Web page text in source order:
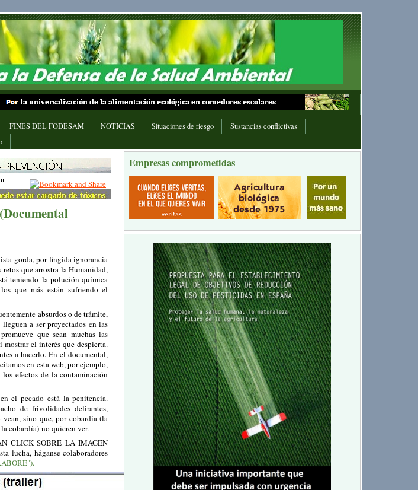
FINES DEL FODESAM NOTICIAS Situaciones de riesgo
Sustancias conflictivas
gorda, por fingida ignorancia
que arrostra la Humanidad,
teniendo la polución química
que más están sufriendo el
absurdos o de trámite,
a ser proyectados en las
que sean muchas las
mostrar el interés que despierta.
a hacerlo. En el documental,
en esta web, por ejemplo,
los efectos de la contaminación
el pecado está la penitencia.
de frivolidades delirantes,
vean, sino que, por cobardía (la
cobardía) no quieren ver.
CLICK SOBRE LA IMAGEN
lucha, háganse colaboradores
Empresas comprometidas